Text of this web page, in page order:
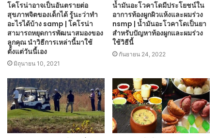
โคโรน่าอาจเป็นอันตรายต่อ
สุขภาพจิตของเด็กได้ รู้นะว่าทำ
อะไรได้บ้าง samp | โคโรน่า
สามารถหยุดการพัฒนาสมองของ
ลูกคุณ นำวิธีการเหล่านี้มาใช้
ตั้งแต่วันนี้เอง
มิถุนายน 10, 2021
น้ำมันอะโวคาโดมีประโยชน์ใน
อาการท้องผูกผิวแห้งและผมร่วง
nsmp | น้ำมันอะโวคาโดเป็นยา
สำหรับปัญหาท้องผูกและผมร่วง
ใช้วิธีนี้
กันยายน 24, 2022